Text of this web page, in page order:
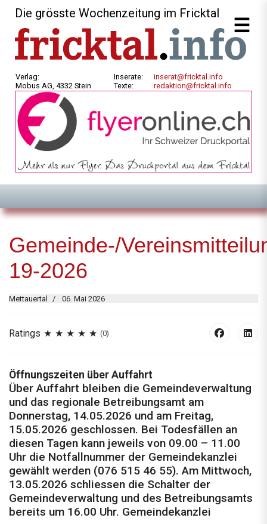
Die grösste Wochenzeitung im Fricktal
Verlag:
Mobus AG, 4332 Stein
Inserate:
Texte:
inserat@fricktal.info
redaktion@fricktal.info
Gemeinde-/
19-2026
Mettauertal 06. Mai 2026
Ratings (0)
Öffnungszeiten über Auffahrt
Über Auffahrt bleiben die Gemeindeverwaltung
und das regionale Betreibungsamt am
Donnerstag, 14.05.2026 und am Freitag,
15.05.2026 geschlossen. Bei Todesfällen an
diesen Tagen kann jeweils von 09.00 – 11.00
Uhr die Notfallnummer der Gemeindekanzlei
gewählt werden (076 515 46 55). Am Mittwoch,
13.05.2026 schliessen die Schalter der
Gemeindeverwaltung und des Betreibungsamts
bereits um 16.00 Uhr. Gemeindekanzlei